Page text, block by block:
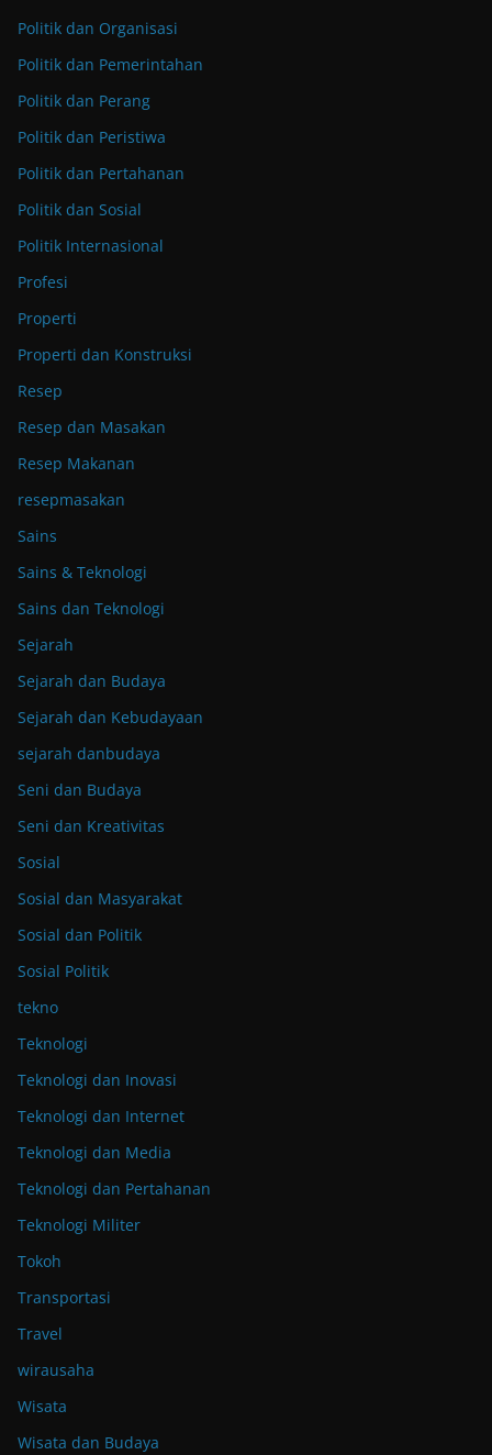
Politik dan Organisasi
Politik dan Pemerintahan
Politik dan Perang
Politik dan Peristiwa
Politik dan Pertahanan
Politik dan Sosial
Politik Internasional
Profesi
Properti
Properti dan Konstruksi
Resep
Resep dan Masakan
Resep Makanan
resepmasakan
Sains
Sains & Teknologi
Sains dan Teknologi
Sejarah
Sejarah dan Budaya
Sejarah dan Kebudayaan
sejarah danbudaya
Seni dan Budaya
Seni dan Kreativitas
Sosial
Sosial dan Masyarakat
Sosial dan Politik
Sosial Politik
tekno
Teknologi
Teknologi dan Inovasi
Teknologi dan Internet
Teknologi dan Media
Teknologi dan Pertahanan
Teknologi Militer
Tokoh
Transportasi
Travel
wirausaha
Wisata
Wisata dan Budaya